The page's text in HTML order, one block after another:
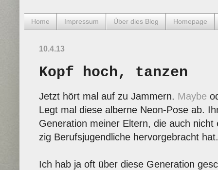
Home Impressum Über dies Blog Homepage
10.4.13
Kopf hoch, tanzen
Jetzt hört mal auf zu Jammern. Maybe
Legt mal diese alberne Neon-Pose ab.
Generation meiner Eltern, die auch
zig Berufsjugendliche hervorgebracht hat.
Ich hab ja oft über diese Generation